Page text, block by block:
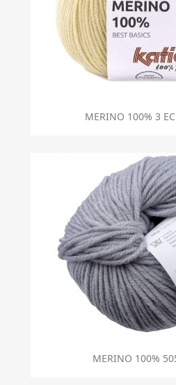
MERINO 100% 3
MERINO 100%